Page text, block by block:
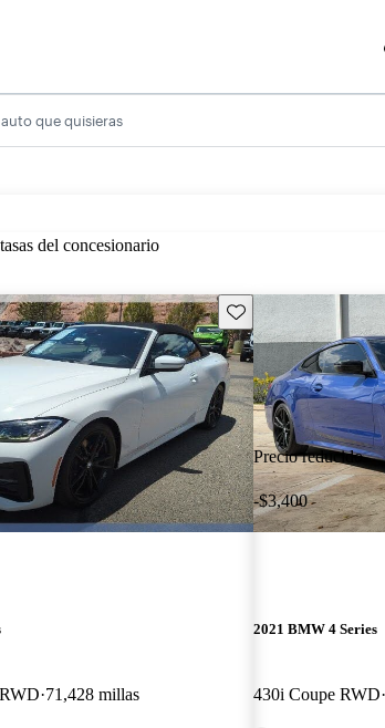
que quisieras
del concesionario
Guarda este Aviso
71,428 millas
Precio reducido
-$3,400
2021 BMW 4 Series
430i Coupe RWD